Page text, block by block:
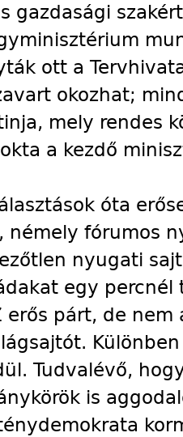
gazdasági
ott a
okozhat;
mely rendes
a kezdő
óta
némely fórumos
nyugati
egy
erős párt, de
Tudvalévő,
is